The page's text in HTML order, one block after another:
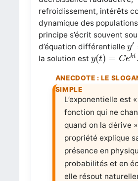
refroidissement, intérêts
dynamique des
principe s’écrit souvent
d’équation différentielle y′
y′
la solution est y(t) = Cekt
y(t)=Cekt .
L’exponentielle est
fonction qui ne
quand on la dérive
propriété explique
présence en
probabilités et en
elle résout